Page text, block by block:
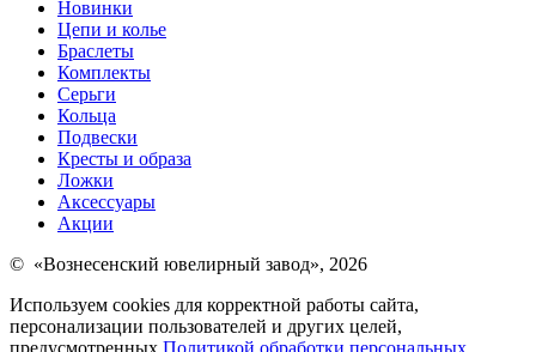
Новинки
Цепи и колье
Браслеты
Комплекты
Серьги
Кольца
Подвески
Кресты и образа
Ложки
Аксессуары
Акции
© «Вознесенский ювелирный завод», 2026
Используем cookies для корректной работы сайта,
персонализации пользователей и других целей,